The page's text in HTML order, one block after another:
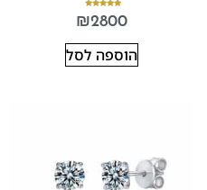
5.00
מתוך 5 ₪2800
הוספה לסל